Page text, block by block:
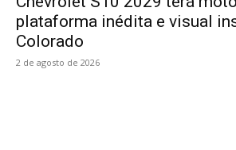
plataforma inédita e visual
Colorado
2 de agosto de 2026